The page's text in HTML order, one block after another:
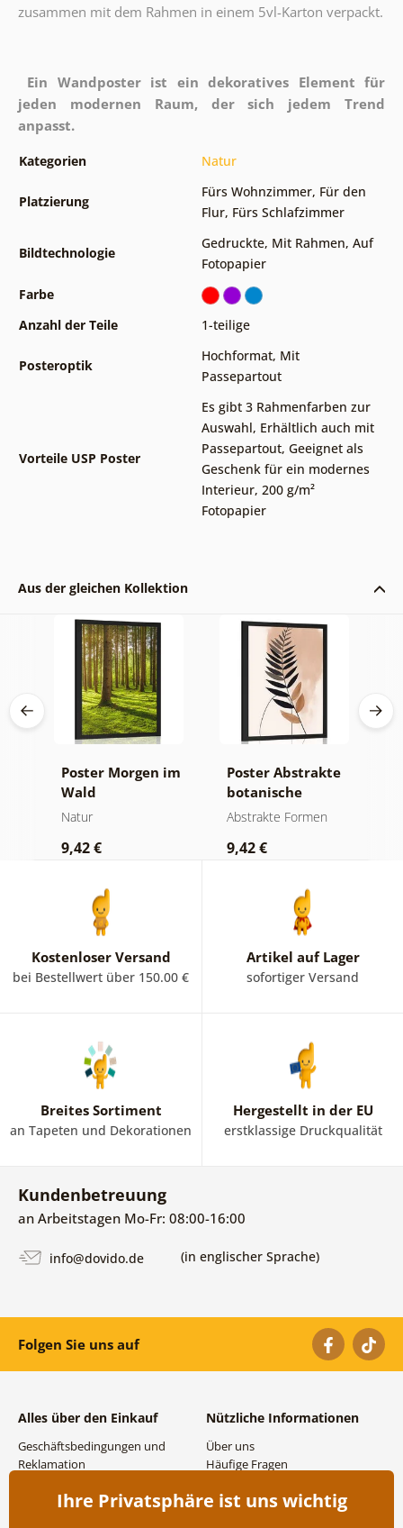
zusammen mit dem Rahmen in einem 5vl-Karton verpackt.
Ein Wandposter ist ein dekoratives Element für
jeden modernen Raum, der sich jedem Trend
anpasst.
Kategorien Natur
Platzierung
Fürs Wohnzimmer, Für den
Flur, Fürs Schlafzimmer
Bildtechnologie
Gedruckte, Mit Rahmen, Auf
Fotopapier
Farbe
Anzahl der Teile
1-teilige
Posteroptik
Hochformat, Mit
Passepartout
Vorteile USP Poster
Es gibt 3 Rahmenfarben zur
Auswahl, Erhältlich auch mit
Passepartout, Geeignet als
Geschenk für ein modernes
Interieur, 200 g/m²
Fotopapier
Aus der gleichen Kollektion
Poster Morgen im
Wald
Natur
9,42 €
Poster Abstrakte
botanische
Formen Farn
Abstrakte Formen
9,42 €
Kostenloser Versand
bei Bestellwert über 150.00 €
Artikel auf Lager
sofortiger Versand
Breites Sortiment
an Tapeten und Dekorationen
Hergestellt in der EU
erstklassige Druckqualität
Kundenbetreuung
an Arbeitstagen Mo-Fr: 08:00-16:00
info@dovido.de (in englischer Sprache)
Folgen Sie uns auf
Alles über den Einkauf
Geschäftsbedingungen und
Reklamation
Versand- und
Nützliche Informationen
Über uns
Häufige Fragen
Großhandel und
Ihre Privatsphäre ist uns wichtig